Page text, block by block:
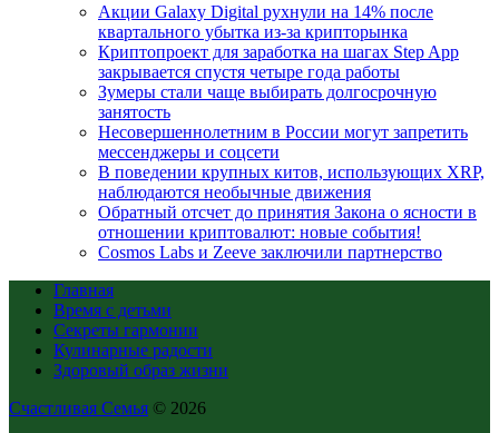
Акции Galaxy Digital рухнули на 14% после
квартального убытка из-за крипторынка
Криптопроект для заработка на шагах Step App
закрывается спустя четыре года работы
Зумеры стали чаще выбирать долгосрочную
занятость
Несовершеннолетним в России могут запретить
мессенджеры и соцсети
В поведении крупных китов, использующих XRP,
наблюдаются необычные движения
Обратный отсчет до принятия Закона о ясности в
отношении криптовалют: новые события!
Cosmos Labs и Zeeve заключили партнерство
Главная
Время с детьми
Секреты гармонии
Кулинарные радости
Здоровый образ жизни
Счастливая Семья © 2026